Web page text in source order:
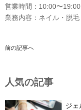
営業時間：10:00〜
業務内容：ネイル・脱
前の記事へ
人気の記事
ジェ